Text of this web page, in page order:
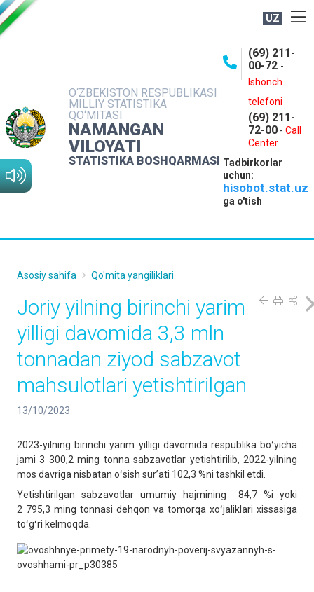
UZ
O‘ZBEKISTON RESPUBLIKASI
MILLIY STATISTIKA
QO‘MITASI
NAMANGAN
VILOYATI
STATISTIKA BOSHQARMASI
(69) 211-
00-72 -
Ishonch
telefoni
(69) 211-
72-00 - Call
Center
Tadbirkorlar
uchun:
hisobot.stat.uz
ga o'tish
NASHRLAR
INTERAKTIV XIZMATLAR
MATBUOT XIZMATI
MUROJAATLAR
Asosiy sahifa Qo'mita yangiliklari
Joriy yilning birinchi yarim
yilligi davomida 3,3 mln
tonnadan ziyod sabzavot
mahsulotlari yetishtirilgan
13/10/2023
2023-yilning birinchi yarim yilligi davomida respublika boʻyicha
jami 3 300,2 ming tonna sabzavotlar yetishtirilib, 2022-yilning
mos davriga nisbatan oʻsish surʼati 102,3 %ni tashkil etdi.
Yetishtirilgan sabzavotlar umumiy hajmining 84,7 %i yoki
2 795,3 ming tonnasi dehqon va tomorqa xoʻjaliklari xissasiga
toʻgʻri kelmoqda.